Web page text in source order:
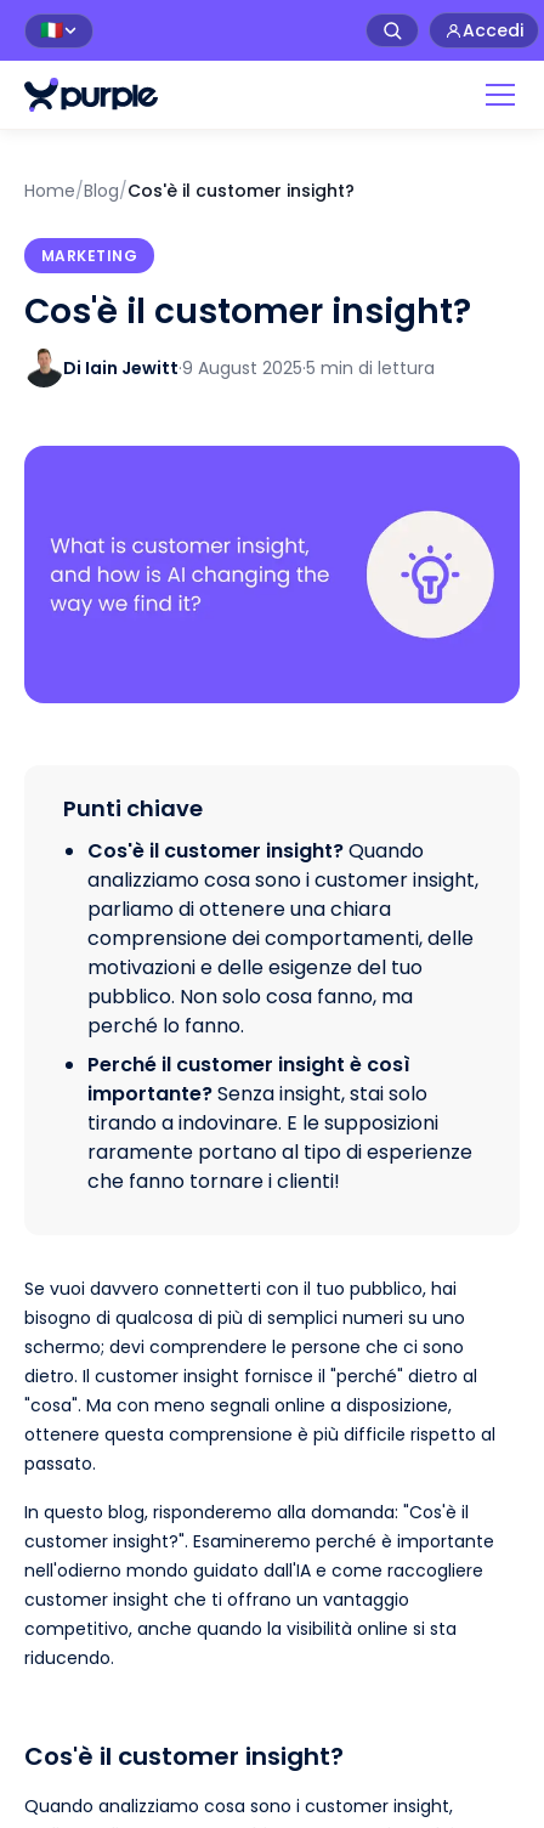
🇮🇹 Accedi
Home/Blog/Cos'è il customer insight?
MARKETING
Cos'è il customer insight?
Di Iain Jewitt·9 August 2025·5 min di lettura
Punti chiave
Cos'è il customer insight?Quando
analizziamo cosa sono i customer insight,
parliamo di ottenere una chiara
comprensione dei comportamenti, delle
motivazioni e delle esigenze del tuo
pubblico. Non solo cosa fanno, ma
perché lo fanno.
Perché il customer insight è così
importante?Senza insight, stai solo
tirando a indovinare. E le supposizioni
raramente portano al tipo di esperienze
che fanno tornare i clienti!
Se vuoi davvero connetterti con il tuo pubblico, hai
bisogno di qualcosa di più di semplici numeri su uno
schermo; devi comprendere le persone che ci sono
dietro. Il customer insight fornisce il "perché" dietro al
"cosa". Ma con meno segnali online a disposizione,
ottenere questa comprensione è più difficile rispetto al
passato.
In questo blog, risponderemo alla domanda: "Cos'è il
customer insight?". Esamineremo perché è importante
nell'odierno mondo guidato dall'IA e come raccogliere
customer insight che ti offrano un vantaggio
competitivo, anche quando la visibilità online si sta
riducendo.
Cos'è il customer insight?
Quando analizziamo cosa sono i customer insight,